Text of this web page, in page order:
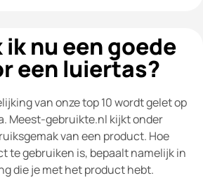
ik nu een goede
een luiertas?
van onze top 10 wordt gelet op
Meest-gebruikte.nl kijkt onder
van een product. Hoe
te gebruiken is, bepaalt namelijk in
die je met het product hebt.